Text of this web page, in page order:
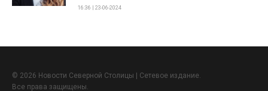
16:36 | 23-06-2024
© 2026 Новости Северной Столицы | Сетевое издание.
Все права защищены.